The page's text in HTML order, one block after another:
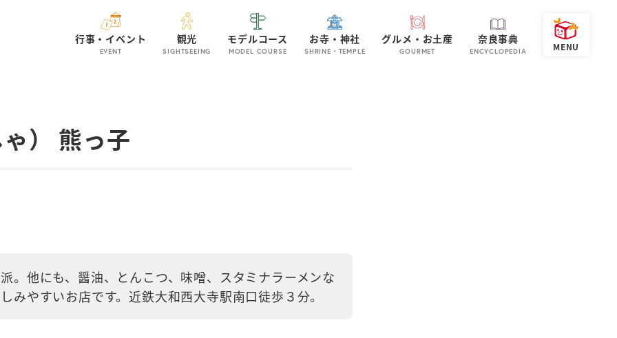
行事・イベント
EVENT
観光
SIGHTSEEING
モデルコース
MODEL COURSE
お寺・神社
SHRINE・TEMPLE
グルメ・お土産
GOURMET
奈良事典
ENCYCLOPEDIA
） 熊っ子
。他にも、醤油、とんこつ、味噌、スタミナラーメンな
みやすいお店です。近鉄大和西大寺駅南口徒歩３分。